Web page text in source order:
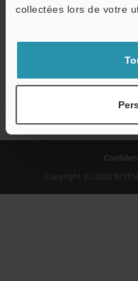
collectées lors de votre
Copyright (C) 2026